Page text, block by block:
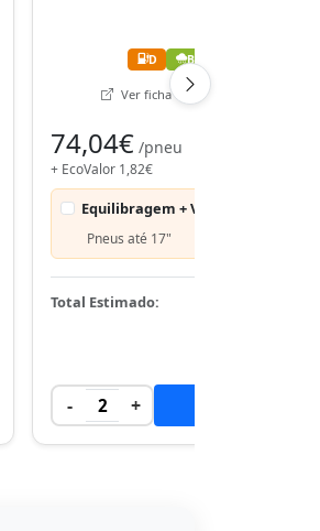
D B
Ver ficha técnica oficial (EPREL)
74,04€ /pneu
+ EcoValor 1,82€
Equilibragem + Válvula
Pneus até 17"
Total Estimado:
- 2 +